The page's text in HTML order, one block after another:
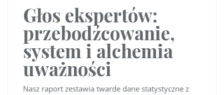
Głos ekspertów:
przebodźcowanie,
system i alchemia
uważności
Nasz raport zestawia twarde dane statystyczne z